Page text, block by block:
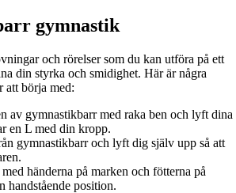
gymnastik
och rörelser som du kan utföra på ett
din styrka och smidighet. Här är några
att börja med:
av gymnastikbarr med raka ben och lyft dina
en L med din kropp.
gymnastikbarr och lyft dig själv upp så att
med händerna på marken och fötterna på
handstående position.